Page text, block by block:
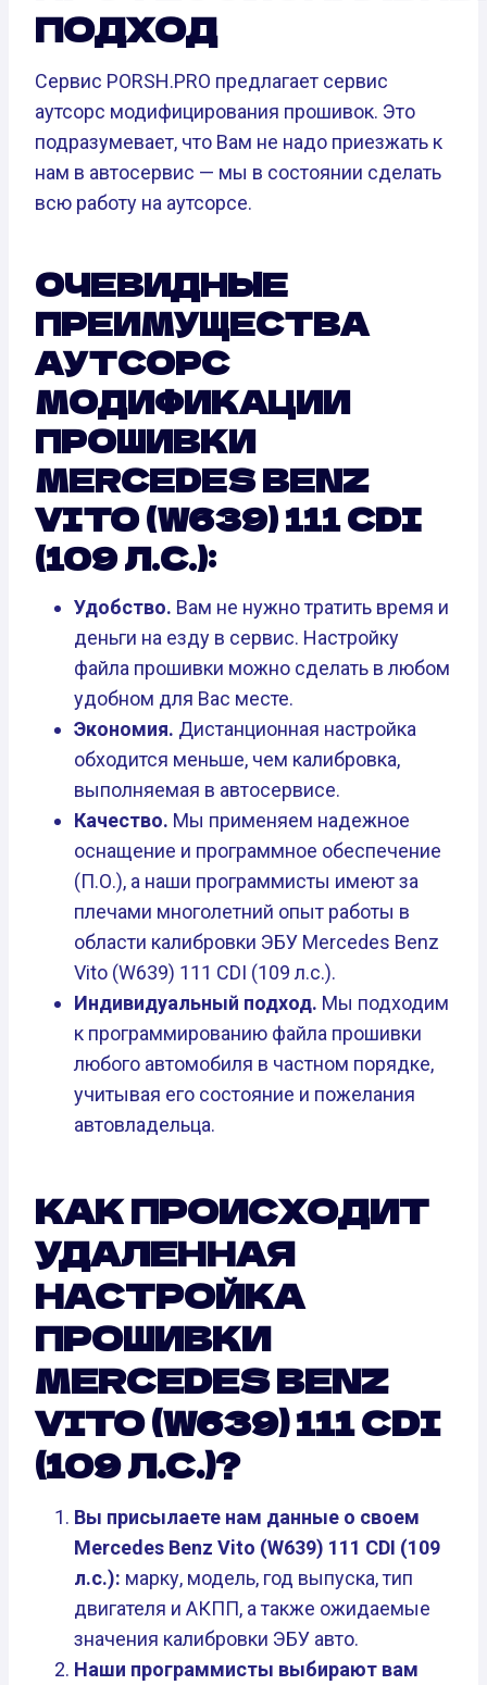
ПОДХОД
Сервис PORSH.PRO предлагает сервис
аутсорс модифицирования прошивок. Это
подразумевает, что Вам не надо приезжать к
нам в автосервис — мы в состоянии сделать
всю работу на аутсорсе.
ОЧЕВИДНЫЕ
ПРЕИМУЩЕСТВА
АУТСОРС
МОДИФИКАЦИИ
ПРОШИВКИ
MERCEDES BENZ
VITO (W639) 111 CDI
(109 Л.С.):
Удобство. Вам не нужно тратить время и
деньги на езду в сервис. Настройку
файла прошивки можно сделать в любом
удобном для Вас месте.
Экономия. Дистанционная настройка
обходится меньше, чем калибровка,
выполняемая в автосервисе.
Качество. Мы применяем надежное
оснащение и программное обеспечение
(П.О.), а наши программисты имеют за
плечами многолетний опыт работы в
области калибровки ЭБУ Mercedes Benz
Vito (W639) 111 CDI (109 л.с.).
Индивидуальный подход. Мы подходим
к программированию файла прошивки
любого автомобиля в частном порядке,
учитывая его состояние и пожелания
автовладельца.
КАК ПРОИСХОДИТ
УДАЛЕННАЯ
НАСТРОЙКА
ПРОШИВКИ
MERCEDES BENZ
VITO (W639) 111 CDI
(109 Л.С.)?
Вы присылаете нам данные о своем
Mercedes Benz Vito (W639) 111 CDI (109
л.с.): марку, модель, год выпуска, тип
двигателя и АКПП, а также ожидаемые
значения калибровки ЭБУ авто.
Наши программисты выбирают вам